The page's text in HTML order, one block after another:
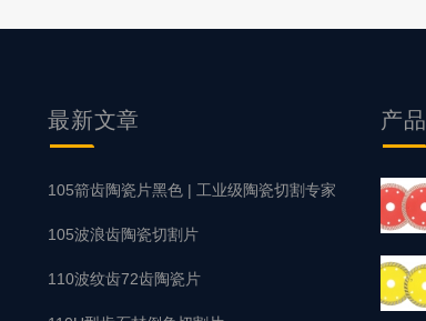
最新文章
105箭齿陶瓷片黑色 | 工业级陶瓷切割专家
105波浪齿陶瓷切割片
110波纹齿72齿陶瓷片
产品